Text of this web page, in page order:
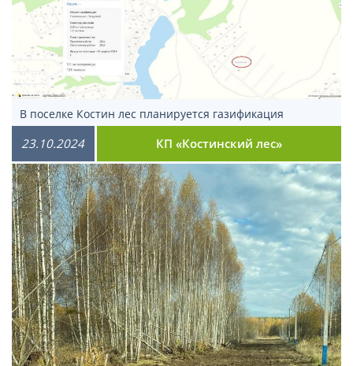
В поселке Костин лес планируется газификация
23.10.2024 КП «Костинский лес»